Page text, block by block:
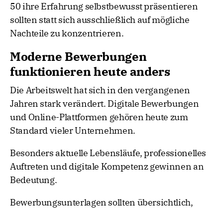
50 ihre Erfahrung selbstbewusst präsentieren
sollten statt sich ausschließlich auf mögliche
Nachteile zu konzentrieren.
Moderne Bewerbungen
funktionieren heute anders
Die Arbeitswelt hat sich in den vergangenen
Jahren stark verändert. Digitale Bewerbungen
und Online-Plattformen gehören heute zum
Standard vieler Unternehmen.
Besonders aktuelle Lebensläufe, professionelles
Auftreten und digitale Kompetenz gewinnen an
Bedeutung.
Bewerbungsunterlagen sollten übersichtlich,